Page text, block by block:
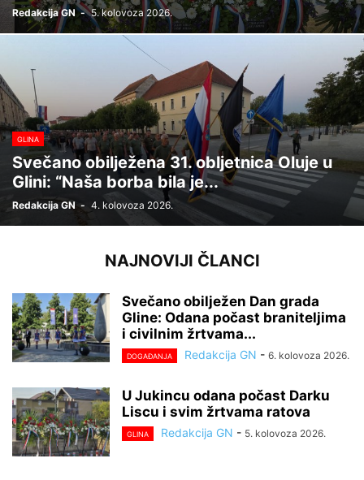
Redakcija GN - 5. kolovoza 2026.
GLINA
Svečano obilježena 31. obljetnica Oluje u
Glini: “Naša borba bila je...
Redakcija GN - 4. kolovoza 2026.
NAJNOVIJI ČLANCI
Svečano obilježen Dan grada
Gline: Odana počast braniteljima
i civilnim žrtvama...
DOGAĐANJA Redakcija GN - 6. kolovoza 2026.
U Jukincu odana počast Darku
Liscu i svim žrtvama ratova
GLINA Redakcija GN - 5. kolovoza 2026.